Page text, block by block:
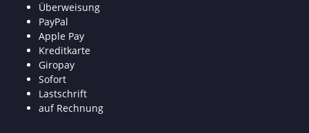
Überweisung
PayPal
Apple Pay
Kreditkarte
Giropay
Sofort
Lastschrift
auf Rechnung